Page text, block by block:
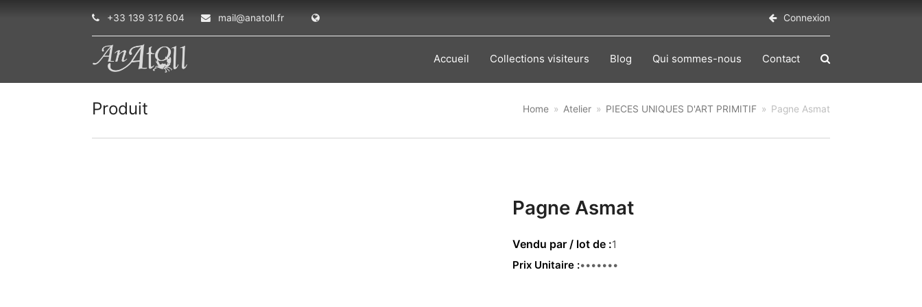
+33 139 312 604 mail@anatoll.fr Connexion
Accueil Collections visiteurs Blog Qui sommes-nous Contact
Produit Home » Atelier » PIECES UNIQUES D'ART PRIMITIF » Pagne Asmat
Pagne Asmat
1
Prix Unitaire 149.00€